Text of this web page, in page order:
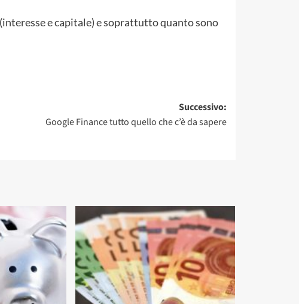
e capitale) e soprattutto quanto sono
Successivo:
Google Finance tutto quello che c’è da sapere